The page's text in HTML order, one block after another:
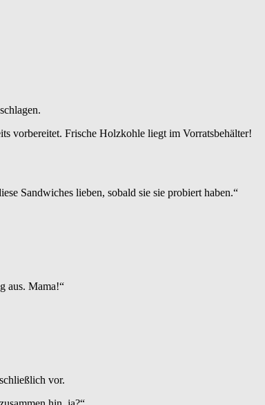
vorbereitet. Frische Holzkohle liegt im Vorratsbehälter!
Sandwiches lieben, sobald sie sie probiert haben.“
aus. Mama!“
vor.